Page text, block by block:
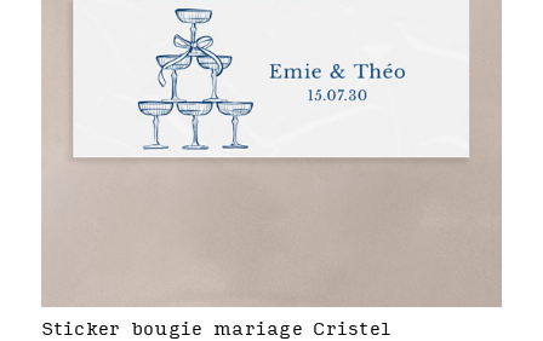
Sticker bougie mariage Cristel